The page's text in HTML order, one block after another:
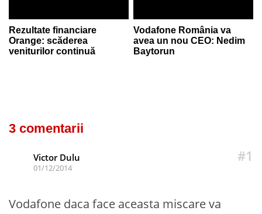
Rezultate financiare
Orange: scăderea
veniturilor continuă
Vodafone România va
avea un nou CEO: Nedim
Baytorun
3 comentarii
#1
Victor Dulu
01/12/2014
Vodafone daca face aceasta miscare va